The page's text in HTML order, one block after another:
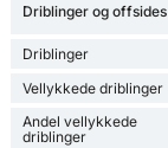
Driblinger og offsides
Driblinger
Vellykkede driblinger
Andel vellykkede
driblinger